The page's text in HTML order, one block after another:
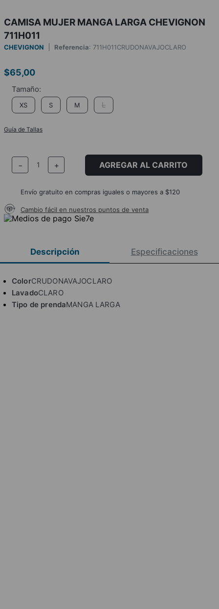
CAMISA MUJER MANGA LARGA CHEVIGNON
711H011
CHEVIGNON Referencia: 711H011CRUDONAVAJOCLARO
$65,00
XS S M L
Guía de Tallas
＋
－ AGREGAR AL CARRITO
Envío gratuito en compras iguales o mayores a $120
Cambio fácil en nuestros puntos de venta
Descripción Especificaciones
ColorCRUDONAVAJOCLARO
LavadoCLARO
Tipo de prendaMANGA LARGA